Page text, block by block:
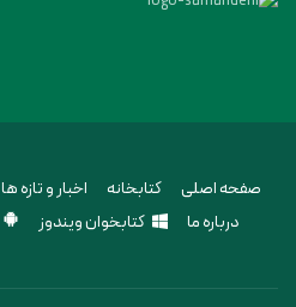
صفحه اصلی کتابخانه اخبار و تازه ها
درباره ما
کتابخوان ویندوز